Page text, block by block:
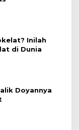
Inilah
di Dunia
Doyannya